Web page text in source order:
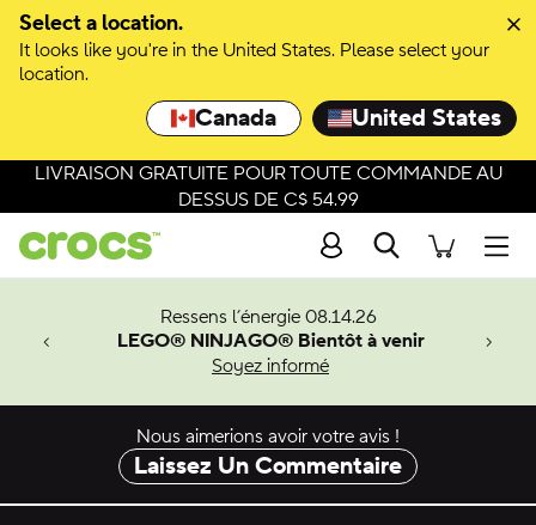
Select a location.
It looks like you're in the United States. Please select your
location.
Canada United States
Passer à la sélection de couleurs
Passer aux détails du produit
LIVRAISON GRATUITE POUR TOUTE COMMANDE AU
DESSUS DE C$ 54.99
Recherche
Ressens l’énergie 08.14.26
LEGO® NINJAGO® Bientôt à venir
Soyez informé
Man.
Nous aimerions avoir votre avis !
Laissez Un Commentaire